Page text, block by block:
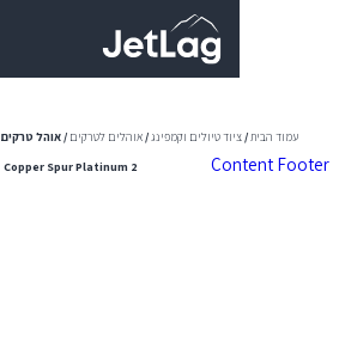
טיולים וקמפינג/אוהלים לטרקים
Copper Spur Platinum 2